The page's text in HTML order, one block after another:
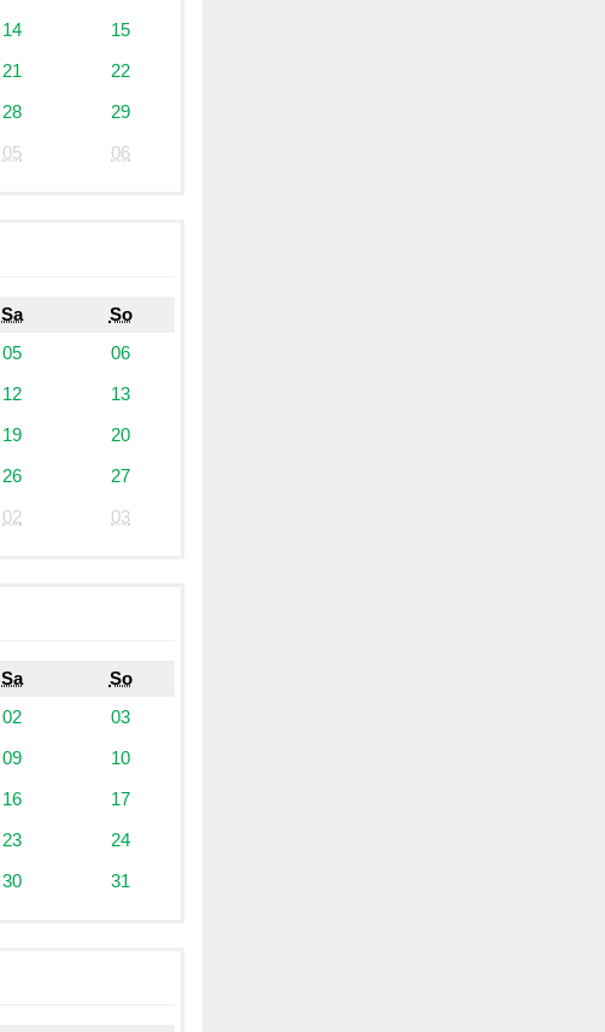
14
15
21
22
28
29
05 06
Sa
So
05
06
12
13
19
20
26
27
02 03
Sa
So
02
03
09
10
16
17
23
24
30 31